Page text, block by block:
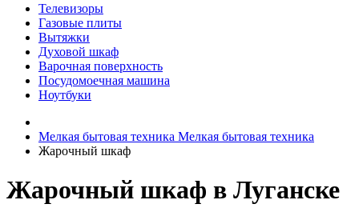
Телевизоры
Газовые плиты
Вытяжки
Духовой шкаф
Варочная поверхность
Посудомоечная машина
Ноутбуки
Мелкая бытовая техника Мелкая бытовая техника
Жарочный шкаф
Жарочный шкаф в Луганске